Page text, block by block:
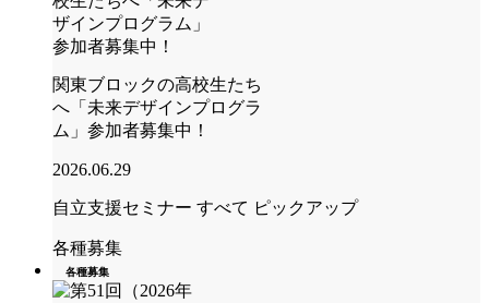
関東ブロックの高校生たち
へ「未来デザインプログラ
ム」参加者募集中！
2026.06.29
自立支援セミナー すべて ピックアップ
各種募集
各種募集